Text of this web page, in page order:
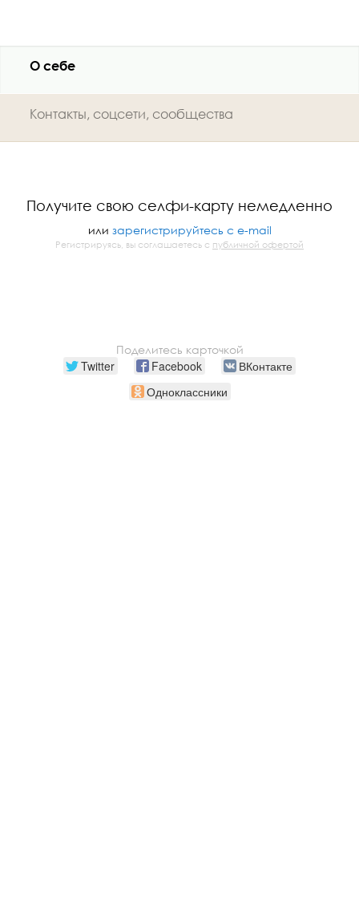
О себе
Контакты, соцсети, сообщества
Получите свою селфи-карту немедленно
или зарегистрируйтесь с e-mail
Регистрируясь, вы соглашаетесь с публичной офертой
Поделитесь карточкой
Twitter Facebook
ВКонтакте
Одноклассники